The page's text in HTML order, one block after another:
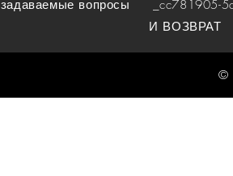
задаваемые вопросы _cc781905-
И ВОЗВРАТ
©